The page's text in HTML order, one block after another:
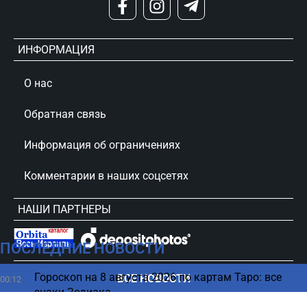
ПОСЛЕДНИЕ НОВОСТИ
00:12
Гороскоп на 8 августа 2026 по картам Таро: все
знаки Зодиака
ВСЕ НОВОСТИ
ИНФОРМАЦИЯ
О нас
Обратная связь
Информация об ограничениях
Комментарии в наших соцсетях
НАШИ ПАРТНЕРЫ
сursorinfo.co.il © Все права защищены